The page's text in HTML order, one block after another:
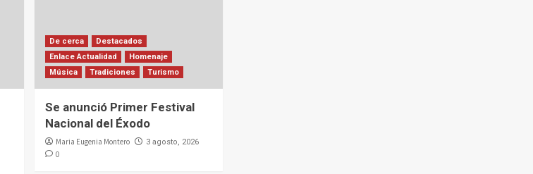
De cerca
Destacados
Enlace Actualidad
Homenaje
Música
Tradiciones Turismo
Se anunció Primer Festival
Nacional del Éxodo
Maria Eugenia Montero 3 agosto, 2026
0